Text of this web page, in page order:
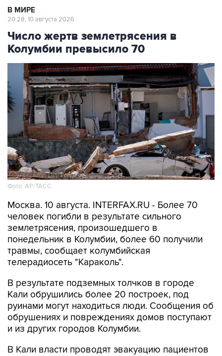
В МИРЕ
20:28, 10 августа 2026
Число жертв землетрясения в
Колумбии превысило 70
Фото: АР/ТАСС
Москва. 10 августа. INTERFAX.RU - Более 70
человек погибли в результате сильного
землетрясения, произошедшего в
понедельник в Колумбии, более 60 получили
травмы, сообщает колумбийская
телерадиосеть "Караколь".
В результате подземных толчков в городе
Кали обрушились более 20 построек, под
руинами могут находиться люди. Сообщения об
обрушениях и повреждениях домов поступают
и из других городов Колумбии.
В Кали власти проводят эвакуацию пациентов